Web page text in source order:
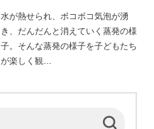
水が熱せられ、ボコボコ気泡が湧
き、だんだんと消えていく蒸発の様
子。そんな蒸発の様子を子どもたち
が楽しく観